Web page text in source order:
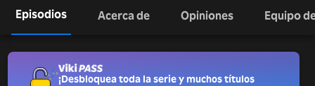
Episodios Acerca de Opiniones Equipo
¡Desbloquea toda la serie y muchos títulos